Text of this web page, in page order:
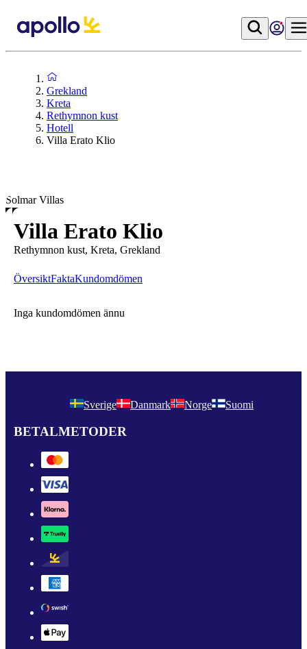
Grekland
Kreta
Rethymnon kust
Hotell
Villa Erato Klio
Solmar Villas
Villa Erato Klio
Rethymnon kust, Kreta, Grekland
ÖversiktFaktaKundomdömen
Inga kundomdömen ännu
Sverige Danmark Norge Suomi
BETALMETODER